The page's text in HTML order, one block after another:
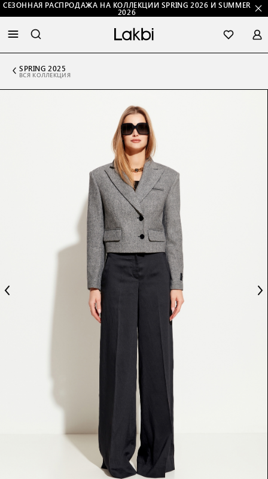
СЕЗОННАЯ РАСПРОДАЖА НА КОЛЛЕКЦИИ SPRING 2026 И SUMMER
2026
SPRING 2025
ВСЯ КОЛЛЕКЦИЯ